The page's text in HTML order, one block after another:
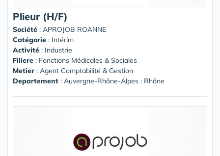
Plieur (H/F)
Société : APROJOB ROANNE
Catégorie : Intérim
Activité : Industrie
Filiere : Fonctions Médicales & Sociales
Metier : Agent Comptabilité & Gestion
Departement : Auvergne-Rhône-Alpes : Rhône